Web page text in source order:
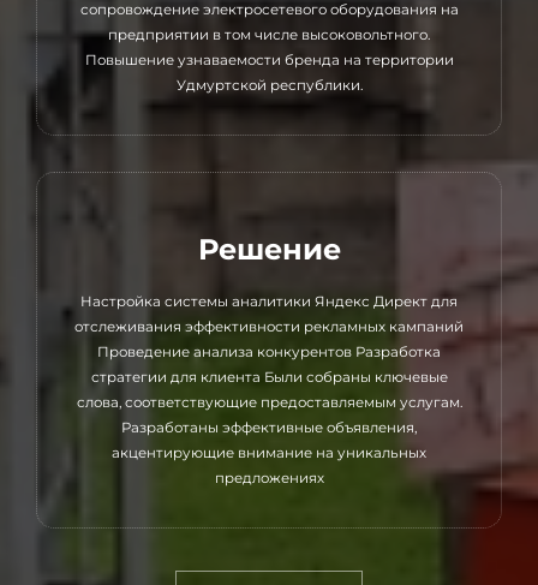
сопровождение электросетевого оборудования на
предприятии в том числе высоковольтного.
Повышение узнаваемости бренда на территории
Удмуртской республики.
Решение
Настройка системы аналитики Яндекс Директ для
отслеживания эффективности рекламных кампаний
Проведение анализа конкурентов Разработка
стратегии для клиента Были собраны ключевые
слова, соответствующие предоставляемым услугам.
Разработаны эффективные объявления,
акцентирующие внимание на уникальных
предложениях